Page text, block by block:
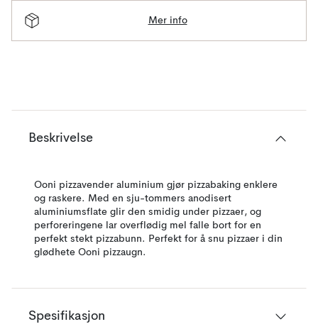
Mer info
Beskrivelse
Ooni pizzavender aluminium gjør pizzabaking enklere
og raskere. Med en sju-tommers anodisert
aluminiumsflate glir den smidig under pizzaer, og
perforeringene lar overflødig mel falle bort for en
perfekt stekt pizzabunn. Perfekt for å snu pizzaer i din
glødhete Ooni pizzaugn.
Spesifikasjon